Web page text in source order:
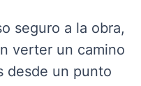
seguro a la obra,
verter un camino
desde un punto